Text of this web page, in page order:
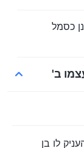
כסמל
ב'